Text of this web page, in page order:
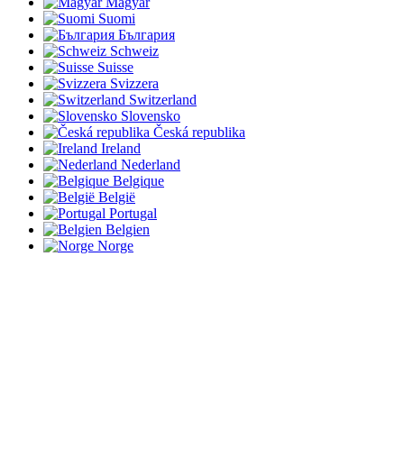
Suomi
България
Schweiz
Suisse
Svizzera
Switzerland
Slovensko
Česká republika
Ireland
Nederland
Belgique
België
Portugal
Belgien
Norge